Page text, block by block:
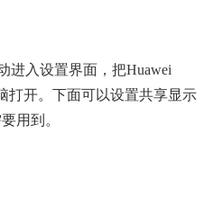
进入设置界面，把Huawei
打开。下面可以设置共享显示
用到。